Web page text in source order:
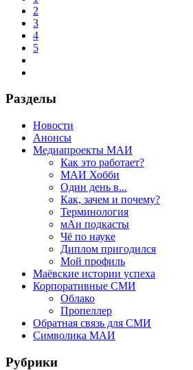
2
3
4
5
Разделы
Новости
Анонсы
Медиапроекты МАИ
Как это работает?
МАИ Хобби
Один день в...
Как, зачем и почему?
Терминология
мАи подкасты
Чё по науке
Диплом пригодился
Мой профиль
Маёвские истории успеха
Корпоративные СМИ
Облако
Пропеллер
Обратная связь для СМИ
Символика МАИ
Рубрики